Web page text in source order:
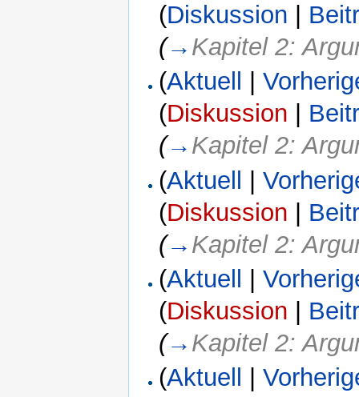
(Diskussion
(→ Kapitel 2:
(Aktuell |
(Diskussion
(→ Kapitel 2:
(Aktuell |
(Diskussion |
(→ Kapitel 2:
(Aktuell |
(Diskussion
(→ Kapitel 2:
(Aktuell |